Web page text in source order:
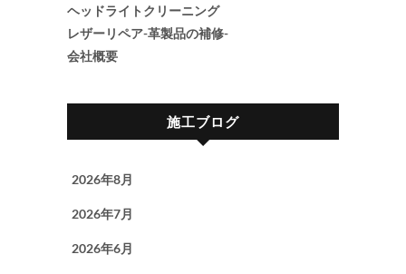
ヘッドライトクリーニング
レザーリペア-革製品の補修-
会社概要
施工ブログ
2026年8月
2026年7月
2026年6月